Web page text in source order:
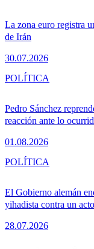
La zona euro registra
de Irán
30.07.2026
Pedro Sánchez
reacción ante lo
01.08.2026
POLÍTICA
El Gobierno alemán
yihadista contra un
28.07.2026
POLÍTICA